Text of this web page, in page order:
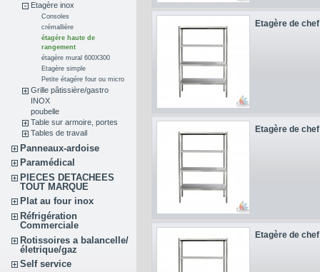
Etagère inox
Consoles
crémallière
étagére haute de
rangement
étagère mural 600X300
Etagère simple
Petite étagére four ou micro
Grille pâtissière/gastro
INOX
poubelle
Table sur armoire, portes
Tables de travail
Panneaux-ardoise
Paramédical
PIECES DETACHEES
TOUT MARQUE
Plat au four inox
Réfrigération
Commerciale
Rotissoires a balancelle/
életrique/gaz
Self service
Etagère de
Etagère de
Etagère de